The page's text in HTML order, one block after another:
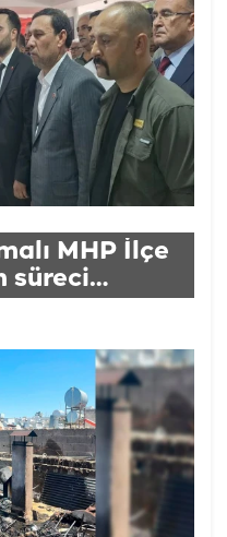
MHP İlçe
süreci